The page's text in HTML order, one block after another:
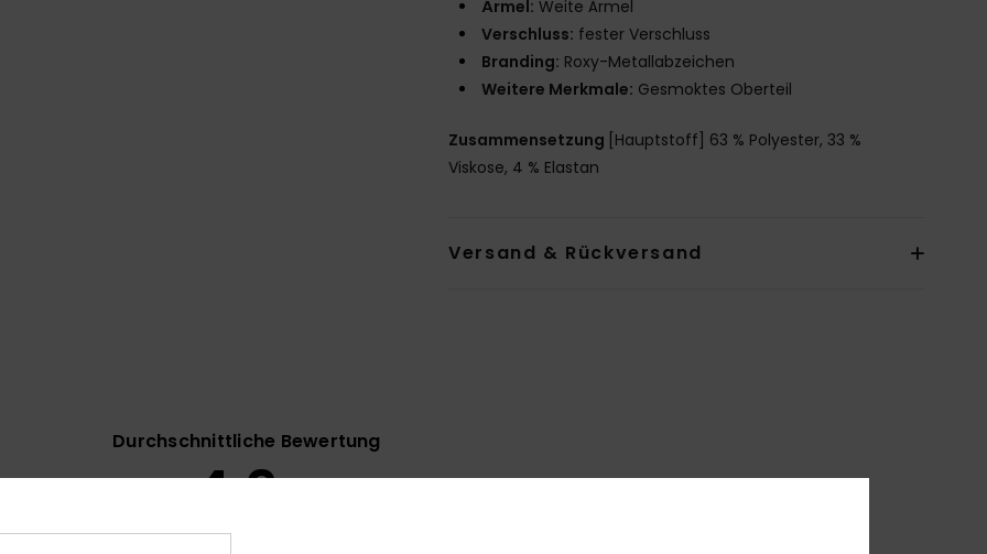
Ärmel: Weite Ärmel
Verschluss: fester Verschluss
Branding: Roxy-Metallabzeichen
Weitere Merkmale: Gesmoktes Oberteil
Zusammensetzung [Hauptstoff] 63 % Polyester, 33 %
Viskose, 4 % Elastan
Versand & Rückversand
Durchschnittliche Bewertung
4.9